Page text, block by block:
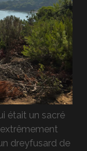
était un sacré
dreyfusard de